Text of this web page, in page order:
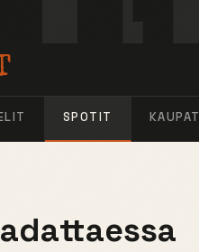
SPOTIT KAUPAT